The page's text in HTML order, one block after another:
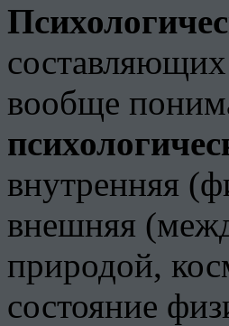
вообще
внутренняя
внешняя
природой,
состояние